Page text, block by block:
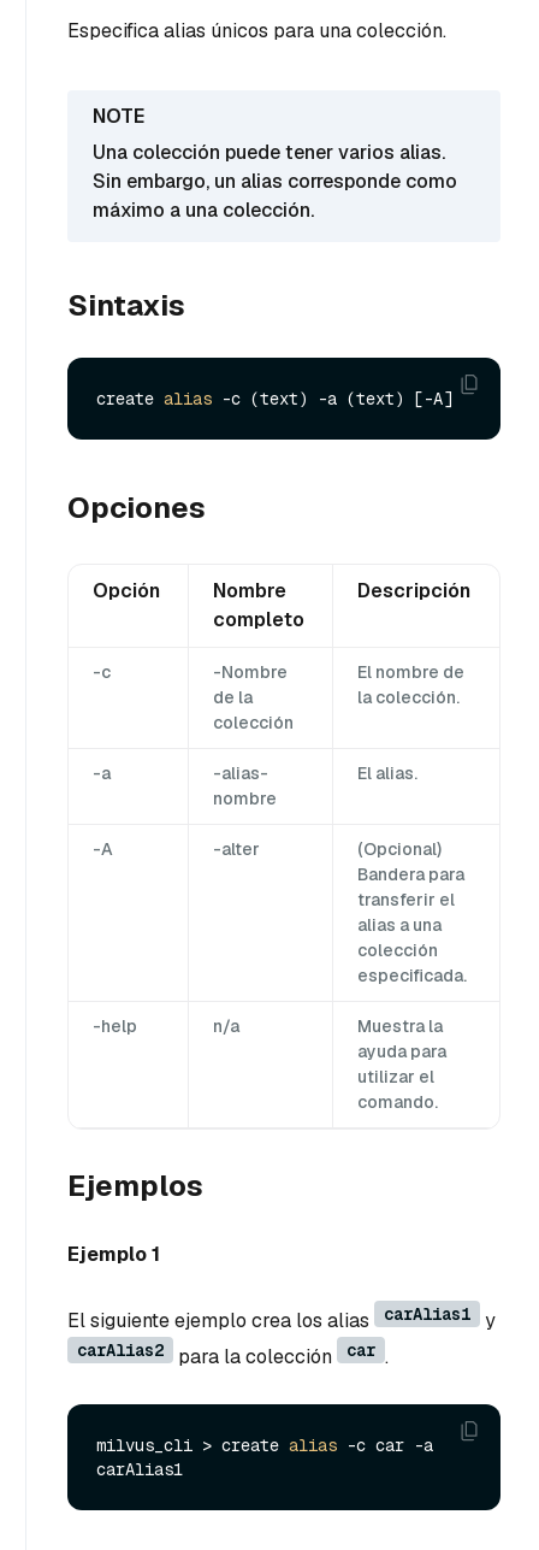
Especifica alias únicos para una colección.
Una colección puede tener varios alias.
Sin embargo, un alias corresponde como
máximo a una colección.
Sintaxis
create alias
Opciones
Opción
Nombre
completo
Descripción
-c
-Nombre
de la
colección
El nombre de
la colección.
-a
-alias-
nombre
El alias.
-A -alter
(Opcional)
Bandera para
transferir el
alias a una
colección
especificada.
-help n/a
Muestra la
ayuda para
utilizar el
comando.
Ejemplos
Ejemplo 1
El siguiente ejemplo crea los alias carAlias1 y
carAlias2 para la colección car .
milvus_cli > create alias -c car -a